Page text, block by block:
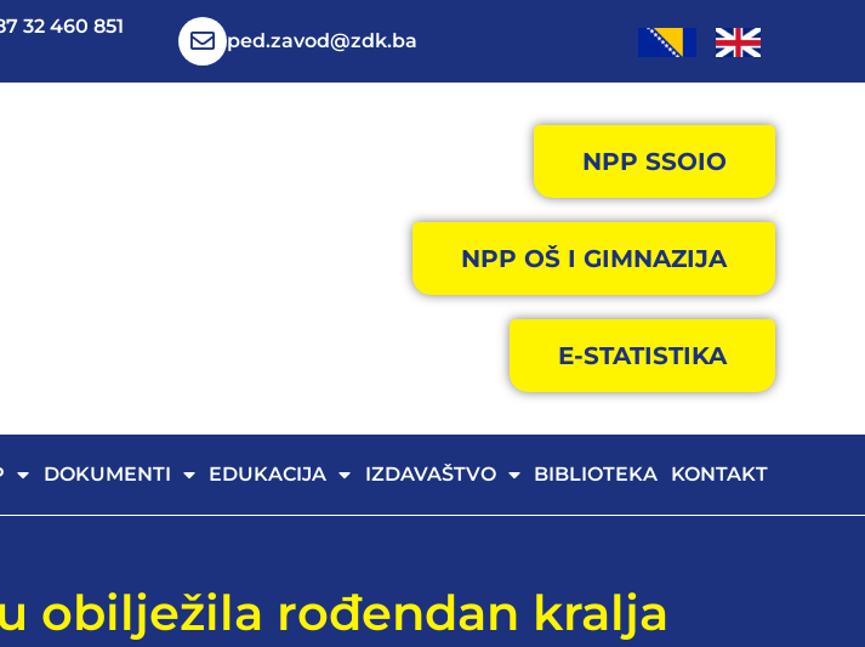
32 460 851
ped.zavod@zdk.ba
NPP SSOIO
NPP OŠ I GIMNAZIJA
E-STATISTIKA
DOKUMENTI EDUKACIJA IZDAVAŠTVO BIBLIOTEKA KONTAKT
obilježila rođendan kralja